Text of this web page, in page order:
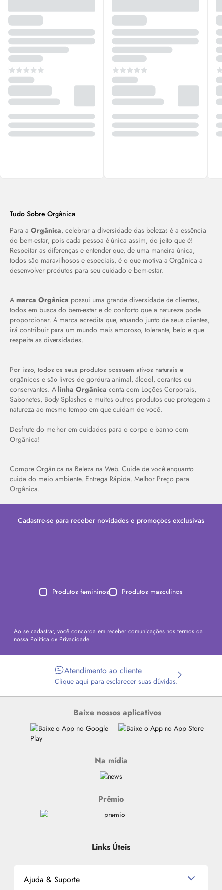
Tudo Sobre Orgânica
Para aOrgânica, celebrar a diversidade das belezas é a essência
do bem-estar, pois cada pessoa é única assim, do jeito que é!
Respeitar as diferenças e entender que, de uma maneira única,
todos são maravilhosos e especiais, é o que motiva a Orgânica a
desenvolver produtos para seu cuidado e bem-estar.
Amarca Orgânica possui uma grande diversidade de clientes,
todos em busca do bem-estar e do conforto que a natureza pode
proporcionar. A marca acredita que, atuando junto de seus clientes,
irá contribuir para um mundo mais amoroso, tolerante, belo e que
respeita as diversidades.
Por isso, todos os seus produtos possuem ativos naturais e
orgânicos e são livres de gordura animal, álcool, corantes ou
conservantes. Alinha Orgânica conta com Loções Corporais,
Sabonetes, BodySplashes e muitos outros produtos que protegem a
natureza ao mesmo tempo em que cuidam de você.
Desfrute do melhor em cuidados para o corpo e banho com
Orgânica!
Compre Orgânica na Beleza na Web. Cuide de você enquanto
cuida do meio ambiente. Entrega Rápida. Melhor Preço para
Orgânica.
Cadastre-se para receber novidades e promoções exclusivas
Produtos femininos Produtos masculinos
Ao se cadastrar, você concorda em receber comunicações nos termos da
nossa Política de Privacidade .
Atendimento ao cliente
Clique aqui para esclarecer suas dúvidas.
Baixe nossos aplicativos
Na mídia
Prêmio
Links Úteis
Ajuda & Suporte